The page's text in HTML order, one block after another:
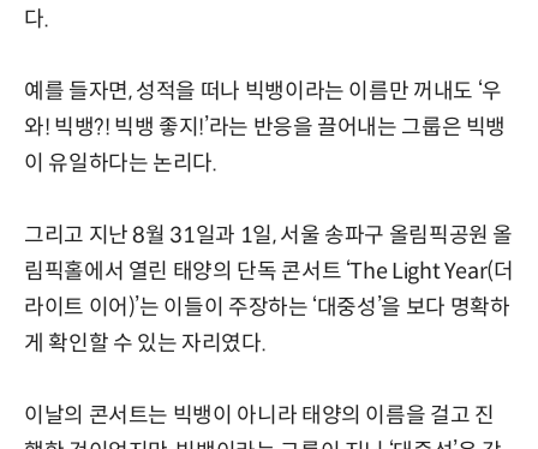
다.
예를 들자면, 성적을 떠나 빅뱅이라는 이름만 꺼내도 ‘우
와! 빅뱅?! 빅뱅 좋지!’라는 반응을 끌어내는 그룹은 빅뱅
이 유일하다는 논리다.
그리고 지난 8월 31일과 1일, 서울 송파구 올림픽공원 올
림픽홀에서 열린 태양의 단독 콘서트 ‘The Light Year(더
라이트 이어)’는 이들이 주장하는 ‘대중성’을 보다 명확하
게 확인할 수 있는 자리였다.
이날의 콘서트는 빅뱅이 아니라 태양의 이름을 걸고 진